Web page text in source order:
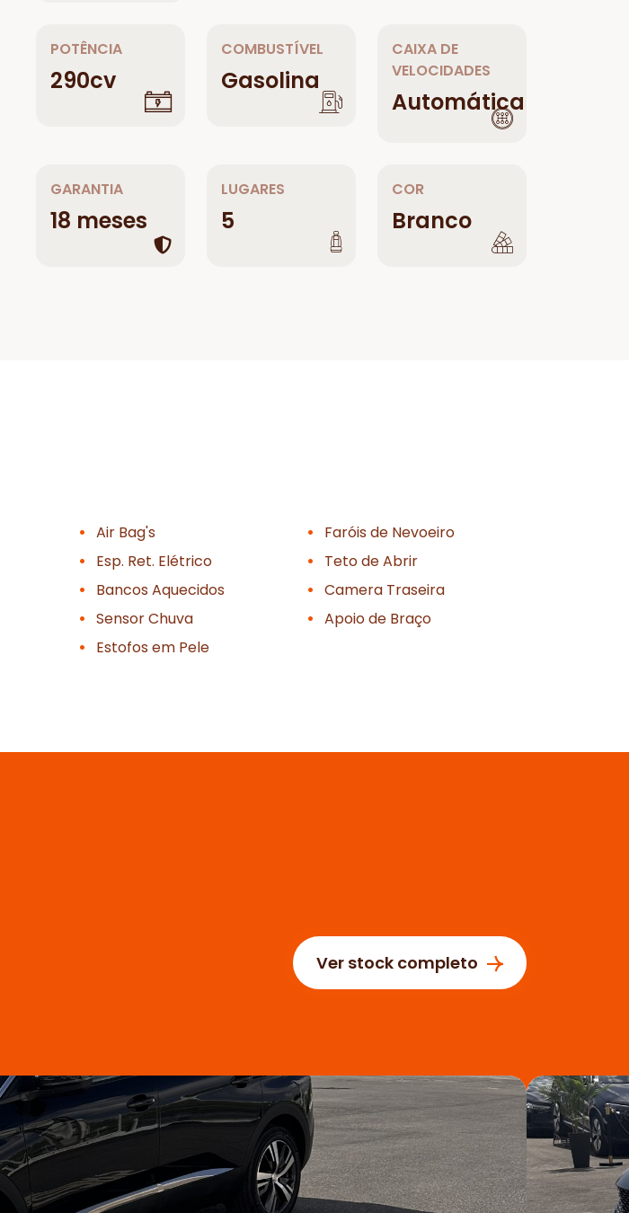
POTÊNCIA
290cv
COMBUSTÍVEL
Gasolina
CAIXA DE
VELOCIDADES
Automática
GARANTIA
18 meses
LUGARES
5
COR
Branco
Air Bag's
Faróis de Nevoeiro
Esp. Ret. Elétrico
Teto de Abrir
Bancos Aquecidos
Camera Traseira
Sensor Chuva
Apoio de Braço
Estofos em Pele
Ver stock completo